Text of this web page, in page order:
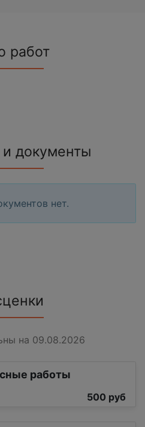
работ
документы
нет.
на 09.08.2026
работы
500 руб